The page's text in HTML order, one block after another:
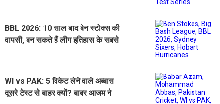
BBL 2026: 10 साल बाद बेन स्टोक्स की
वापसी, बन सकते हैं लीग इतिहास के सबसे
WI vs PAK: 5 विकेट लेने वाले अब्बास
दूसरे टेस्ट से बाहर क्यों? बाबर आजम ने